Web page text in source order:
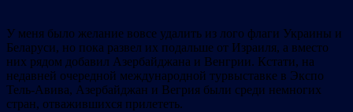
У меня было желание вовсе удалить из лого флаги Украины и
Беларуси, но пока развел их подальше от Израиля, а вместо
них рядом добавил Азербайджана и Венгрии. Кстати, на
недавней очередной международной турвыставке в Экспо
Тель-Авива, Азербайджан и Вегрия были среди немногих
стран, отважившихся прилететь.